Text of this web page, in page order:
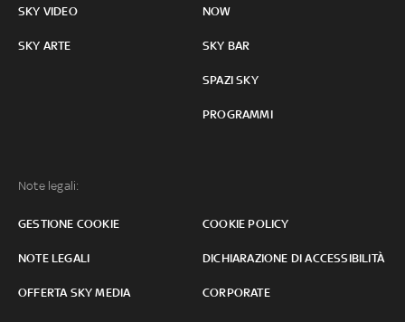
SKY VIDEO
SKY ARTE
NOW
SKY BAR
SPAZI SKY
PROGRAMMI
Note legali:
GESTIONE COOKIE COOKIE POLICY
NOTE LEGALI DICHIARAZIONE DI ACCESSIBILITÀ
OFFERTA SKY MEDIA CORPORATE